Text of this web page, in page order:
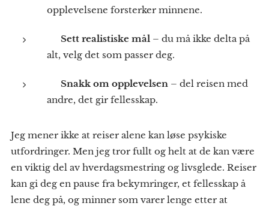
opplevelsene forsterker minnene.
Sett realistiske mål – du må ikke delta på
alt, velg det som passer deg.
Snakk om opplevelsen – del reisen med
andre, det gir fellesskap.
Jeg mener ikke at reiser alene kan løse psykiske
utfordringer. Men jeg tror fullt og helt at de kan være
en viktig del av hverdagsmestring og livsglede. Reiser
kan gi deg en pause fra bekymringer, et fellesskap å
lene deg på, og minner som varer lenge etter at